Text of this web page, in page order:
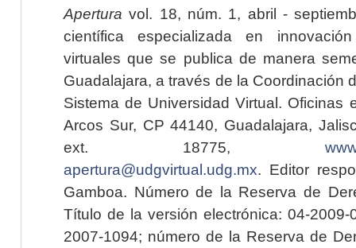
Apertura vol. 18, núm. 1, abril -
científica especializada en
virtuales que se publica de manera
Guadalajara, a través de la Coordinación
Sistema de Universidad Virtual. Oficinas
Arcos Sur, CP 44140, Guadalajara,
ext. 18775,
apertura@udgvirtual.udg.mx. Editor
Gamboa. Número de la Reserva de
Título de la versión electrónica: 04-2009-
2007-1094; número de la Reserva de